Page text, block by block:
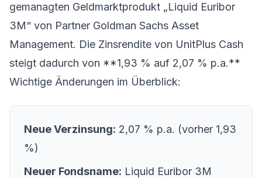
gemanagten Geldmarktprodukt „Liquid Euribor
3M“ von Partner Goldman Sachs Asset
Management. Die Zinsrendite von UnitPlus Cash
steigt dadurch von **1,93 % auf 2,07 % p.a.**
Wichtige Änderungen im Überblick:
Neue Verzinsung: 2,07 % p.a. (vorher 1,93
%)
Neuer Fondsname: Liquid Euribor 3M